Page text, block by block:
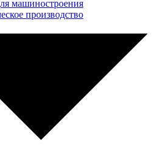
машиностроения
производство